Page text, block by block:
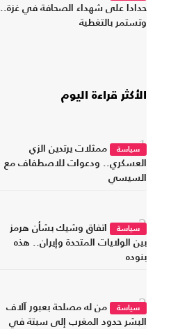
حدادا على شهداء الصحافة في غزة..
وتستمر بالتغطية
الأكثر قراءة اليوم
1سياسة
ممثلات يرتدين الزي
العسكري.. ودعوات للاصطفاف مع
السيسي
2سياسة
اتفاق وشيك بشأن هرمز
بين الولايات المتحدة وإيران.. هذه
بنوده
3سياسة
من له مصلحة بعبور آلاف
البشر حدود المغرب إلى سبتة في